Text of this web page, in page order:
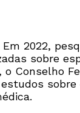
2022,
sobre
Conselho